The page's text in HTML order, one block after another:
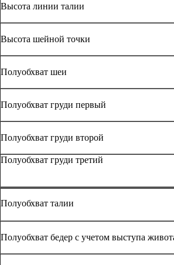
Высота линии талии
Высота шейной точки
Полуобхват шеи
Полуобхват груди первый
Полуобхват груди второй
Полуобхват груди третий
Полуобхват талии
Полуобхват бедер с учетом выступа